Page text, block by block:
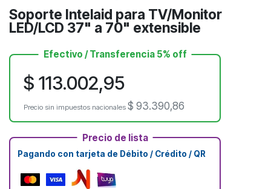
Soporte Intelaid para TV/Monitor
LED/LCD 37" a 70" extensible
Efectivo / Transferencia 5% off
$ 113.002,95
Precio sin impuestos nacionales $ 93.390,86
Precio de lista
Pagando con tarjeta de Débito / Crédito / QR